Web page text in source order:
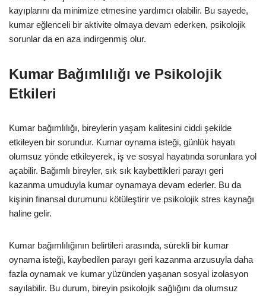
kayıplarını da minimize etmesine yardımcı olabilir. Bu sayede,
kumar eğlenceli bir aktivite olmaya devam ederken, psikolojik
sorunlar da en aza indirgenmiş olur.
Kumar Bağımlılığı ve Psikolojik
Etkileri
Kumar bağımlılığı, bireylerin yaşam kalitesini ciddi şekilde
etkileyen bir sorundur. Kumar oynama isteği, günlük hayatı
olumsuz yönde etkileyerek, iş ve sosyal hayatında sorunlara yol
açabilir. Bağımlı bireyler, sık sık kaybettikleri parayı geri
kazanma umuduyla kumar oynamaya devam ederler. Bu da
kişinin finansal durumunu kötüleştirir ve psikolojik stres kaynağı
haline gelir.
Kumar bağımlılığının belirtileri arasında, sürekli bir kumar
oynama isteği, kaybedilen parayı geri kazanma arzusuyla daha
fazla oynamak ve kumar yüzünden yaşanan sosyal izolasyon
sayılabilir. Bu durum, bireyin psikolojik sağlığını da olumsuz